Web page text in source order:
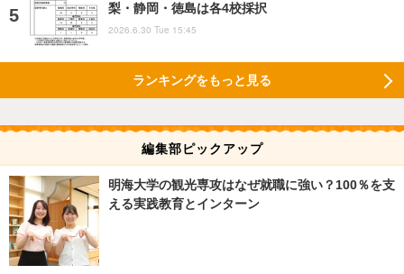
梨・静岡・徳島は各4校採択
2026.6.30 Tue 15:45
ランキングをもっと見る
編集部ピックアップ
明海大学の観光専攻はなぜ就職に強い？100％を支
える実践教育とインターン